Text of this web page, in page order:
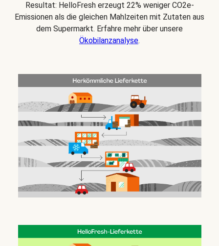
Resultat: HelloFresh erzeugt 22% weniger CO2e-
Emissionen als die gleichen Mahlzeiten mit Zutaten aus
dem Supermarkt. Erfahre mehr über unsere
Ökobilanzanalyse.